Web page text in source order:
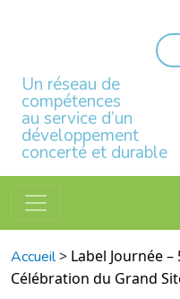
Un réseau de
compétences
au service d’un
développement
concerté et durable
Accueil> Label Journée
Célébration du Grand